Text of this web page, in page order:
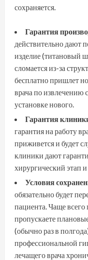
сохраняется.
Гарантия
действительно дают
изделие (титановый
сломается из-за
бесплатно пришлет
врача по извлечению
установке нового.
Гарантия
гарантия на работу
приживется и будет
клиники дают
хирургический этап
Условия
обязательно будет
пациента. Чаще всего
пропускаете
(обычно раз в
профессиональной
лечащего врача